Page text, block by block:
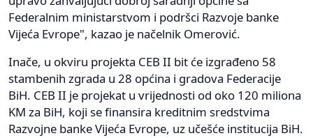
Federalnim ministarstvom i podršci Razvoje banke
Vijeća Evrope", kazao je načelnik Omerović.
Inače, u okviru projekta CEB II bit će izgrađeno 58
stambenih zgrada u 28 općina i gradova Federacije
BiH. CEB II je projekat u vrijednosti od oko 120 miliona
KM za BiH, koji se finansira kreditnim sredstvima
Razvojne banke Vijeća Evrope, uz učešće institucija BiH.